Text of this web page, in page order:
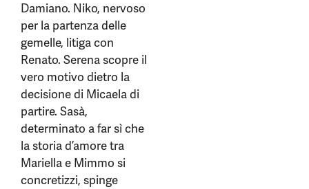
Damiano. Niko, nervoso
per la partenza delle
gemelle, litiga con
Renato. Serena scopre il
vero motivo dietro la
decisione di Micaela di
partire. Sasà,
determinato a far sì che
la storia d’amore tra
Mariella e Mimmo si
concretizzi, spinge